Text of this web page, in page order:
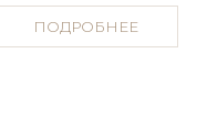
ПОДРОБНЕЕ